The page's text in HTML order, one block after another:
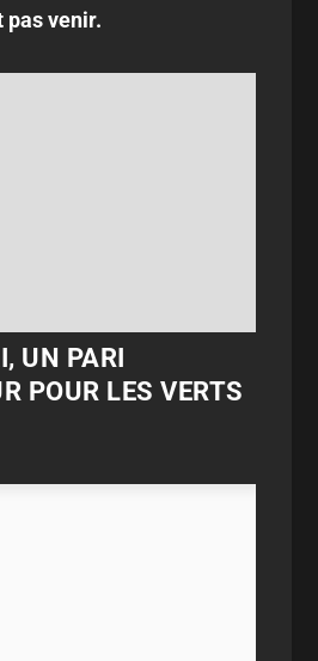
pas venir.
UN PARI
POUR LES VERTS